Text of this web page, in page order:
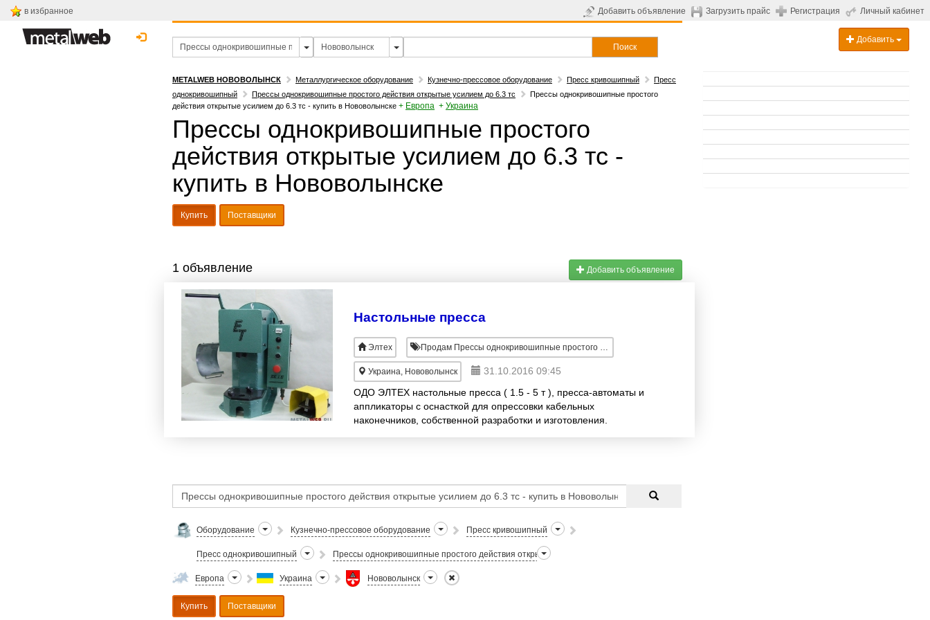
в избранное Добавить объявление Загрузить прайс Регистрация Личный кабинет
Поиск
Добавить
METALWEB НОВОВОЛЫНСК Металлургическое оборудование Кузнечно-прессовое оборудование Пресс кривошипный
Пресс
однокривошипный
Прессы однокривошипные простого действия открытые усилием до 6.3 тс
Прессы однокривошипные простого
действия открытые усилием до 6.3 тс - купить в Нововолынске + Европа + Украина
Прессы однокривошипные простого
действия открытые усилием до 6.3 тс -
купить в Нововолынске
Купить Поставщики
1 объявление Добавить объявление
Настольные пресса
Элтех Продам Прессы однокривошипные простого действия открытые усилием до 6, 3 тс
Украина, Нововолынск
31.10.2016 09:45
ОДО ЭЛТЕХ настольные пресса ( 1.5 - 5 т ), пресса-автоматы и
аппликаторы с оснасткой для опрессовки кабельных
наконечников, собственной разработки и изготовления.
Оборудование Кузнечно-прессовое оборудование Пресс кривошипный
Пресс однокривошипный Прессы однокривошипные простого действия открытые усилием до 6.3 тс
Европа Украина Нововолынск
Купить Поставщики